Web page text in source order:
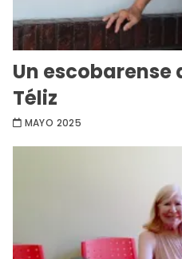
Un escobarense
Téliz
MAYO 2025